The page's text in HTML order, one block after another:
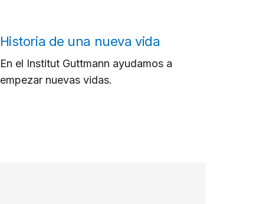
Historia de una nueva vida
En el Institut Guttmann ayudamos a
empezar nuevas vidas.